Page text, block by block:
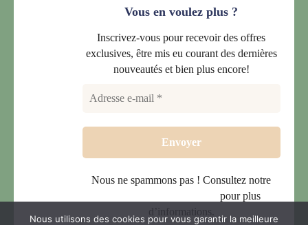
Vous en voulez plus ?
Inscrivez-vous pour recevoir des offres
exclusives, être mis eu courant des dernières
nouveautés et bien plus encore!
Nous ne spammons pas ! Consultez notre
pour plus
d’informations.
Nous utilisons des cookies pour vous garantir la meilleure